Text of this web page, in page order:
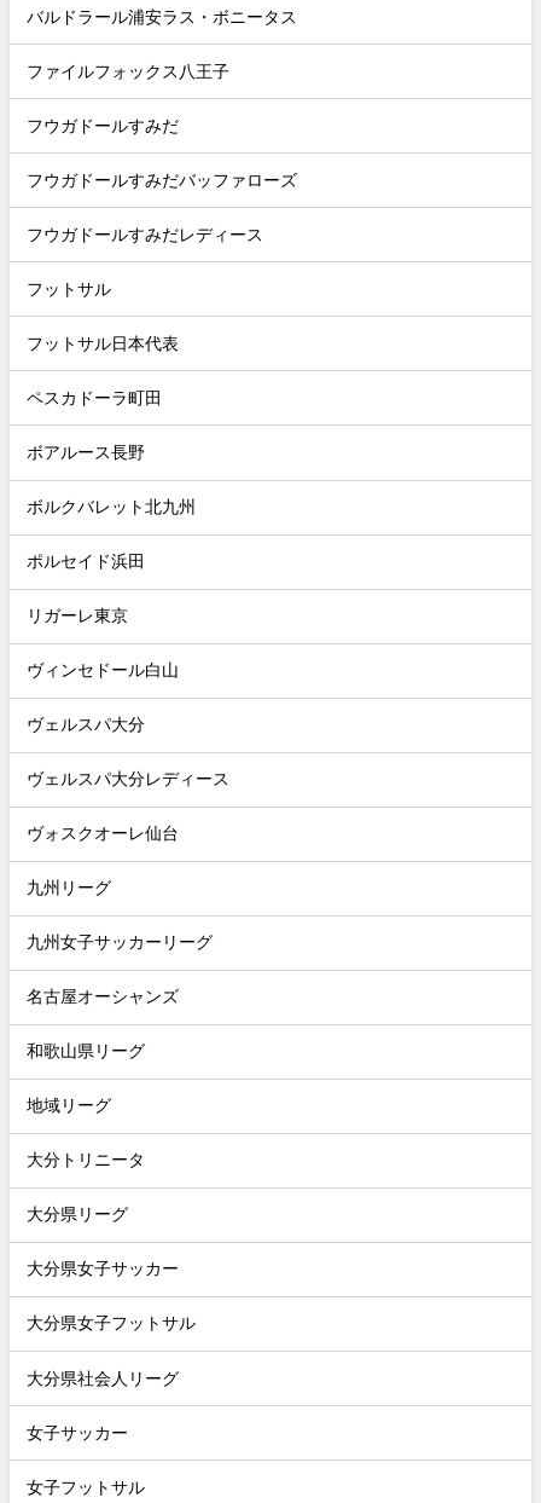
バルドラール浦安ラス・ボニータス
ファイルフォックス八王子
フウガドールすみだ
フウガドールすみだバッファローズ
フウガドールすみだレディース
フットサル
フットサル日本代表
ペスカドーラ町田
ボアルース長野
ボルクバレット北九州
ポルセイド浜田
リガーレ東京
ヴィンセドール白山
ヴェルスパ大分
ヴェルスパ大分レディース
ヴォスクオーレ仙台
九州リーグ
九州女子サッカーリーグ
名古屋オーシャンズ
和歌山県リーグ
地域リーグ
大分トリニータ
大分県リーグ
大分県女子サッカー
大分県女子フットサル
大分県社会人リーグ
女子サッカー
女子フットサル